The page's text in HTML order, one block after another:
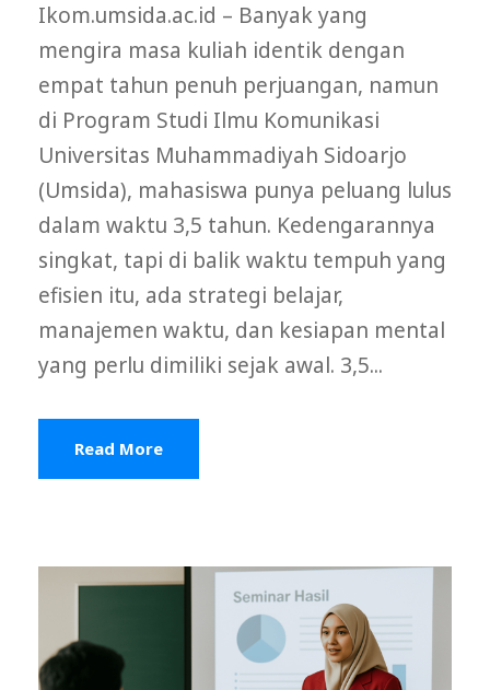
Ikom.umsida.ac.id – Banyak yang
mengira masa kuliah identik dengan
empat tahun penuh perjuangan, namun
di Program Studi Ilmu Komunikasi
Universitas Muhammadiyah Sidoarjo
(Umsida), mahasiswa punya peluang lulus
dalam waktu 3,5 tahun. Kedengarannya
singkat, tapi di balik waktu tempuh yang
efisien itu, ada strategi belajar,
manajemen waktu, dan kesiapan mental
yang perlu dimiliki sejak awal. 3,5...
Read More